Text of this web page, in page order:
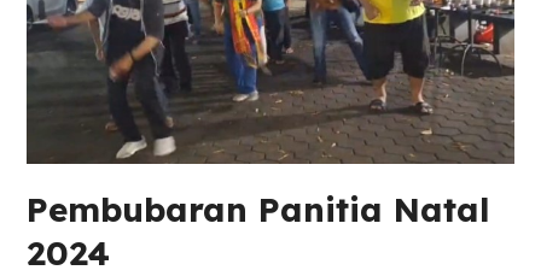
Pembubaran Panitia Natal
2024